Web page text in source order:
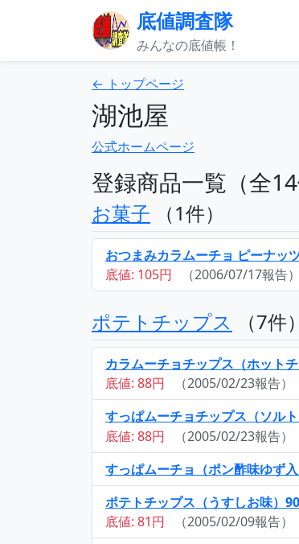
底値調査隊
みんなの底値帳！
← トップページ
湖池屋
公式ホームページ
登録商品一覧（全14
お菓子 （1件）
おつまみカラムーチョ ピーナッ
底値: 105円 （2006/07/17報告）
ポテトチップス （7件）
カラムーチョチップス（ホット
底値: 88円
（2005/02/23報告）
すっぱムーチョチップス（ソル
底値: 88円
（2005/02/23報告）
すっぱムーチョ（ポン酢味ゆず
ポテトチップス（うすしお味）
底値: 81円
（2005/02/09報告）